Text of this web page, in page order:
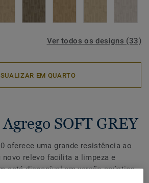
Ver todos os designs (33)
EM QUARTO
SOFT GREY
oferece uma grande resistência ao
novo relevo facilita a limpeza e
está disponível em versão acústica